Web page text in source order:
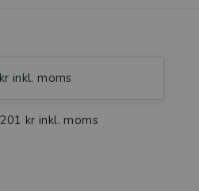
inkl. moms
201 kr inkl. moms